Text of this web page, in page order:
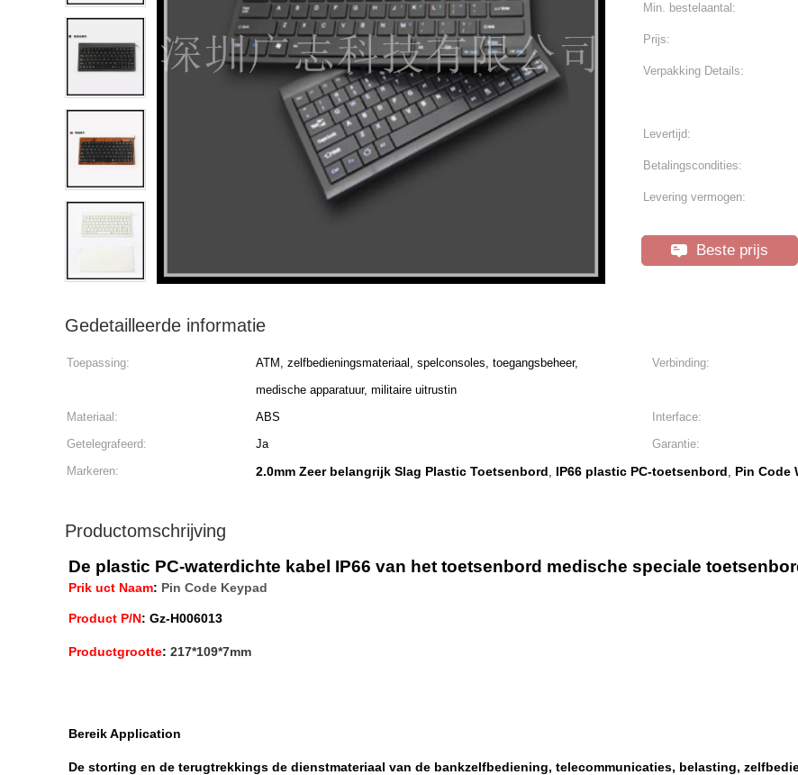
Min. bestelaantal:
Prijs:
Verpakking Details:
Levertijd:
Betalingscondities:
Levering vermogen:
Beste prijs
Gedetailleerde informatie
Toepassing:
ATM, zelfbedieningsmateriaal, spelconsoles, toegangsbeheer,
medische apparatuur, militaire uitrustin
Verbinding:
Materiaal: ABS Interface:
Getelegrafeerd:
Ja Garantie:
Markeren:
2.0mm Zeer belangrijk Slag Plastic Toetsenbord, IP66 plastic PC-toetsenbord, Pin Code
Productomschrijving
De plastic PC-waterdichte kabel IP66 van het toetsenbord medische speciale
Prik uct Naam: Pin Code Keypad
Product P/N: Gz-H006013
Productgrootte: 217*109*7mm
Bereik Application
De storting en de terugtrekkings de dienstmateriaal van de bankzelfbediening, telecommunicaties, belasting,